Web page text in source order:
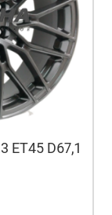
ET45 D67,1